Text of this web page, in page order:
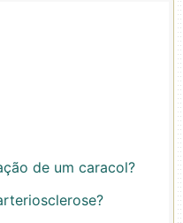
de um caracol?